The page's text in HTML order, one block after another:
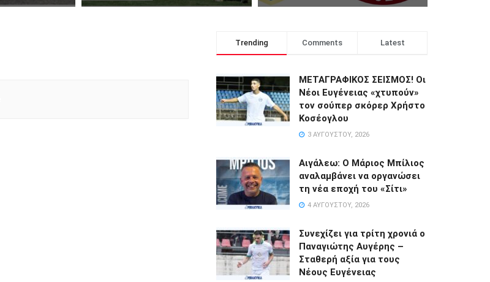
Trending Comments Latest
ΜΕΤΑΓΡΑΦΙΚΟΣ ΣΕΙΣΜΟΣ! Οι
Νέοι Ευγένειας «χτυπούν»
τον σούπερ σκόρερ Χρήστο
Κοσέογλου
3 ΑΥΓΟΎΣΤΟΥ, 2026
Αιγάλεω: Ο Μάριος Μπίλιος
αναλαμβάνει να οργανώσει
τη νέα εποχή του «Σίτι»
4 ΑΥΓΟΎΣΤΟΥ, 2026
Συνεχίζει για τρίτη χρονιά ο
Παναγιώτης Αυγέρης –
Σταθερή αξία για τους
Νέους Ευγένειας